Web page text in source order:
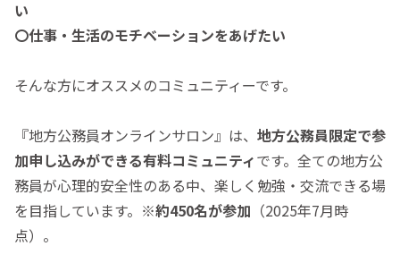
い
〇仕事・生活のモチベーションをあげたい
そんな方にオススメのコミュニティーです。
『地方公務員オンラインサロン』は、 地方公務員限定で参
加申し込みができる有料コミュニティです。全ての地方公
務員が心理的安全性のある中、楽しく勉強・交流できる場
を目指しています。※約450名が参加 （2025年7月時
点）。